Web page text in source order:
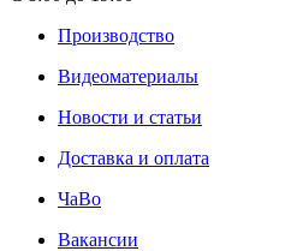
Производство
Видеоматериалы
Новости и статьи
Доставка и оплата
ЧаВо
Вакансии